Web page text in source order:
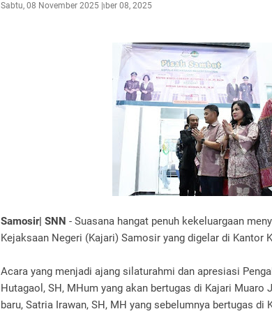
Sabtu, 08 November 2025November 08, 2025
Samosir| SNN - Suasana hangat penuh kekeluargaan
Kejaksaan Negeri (Kajari) Samosir yang digelar di Kantor
Acara yang menjadi ajang silaturahmi dan apresiasi
Hutagaol, SH, MHum yang akan bertugas di Kajari Muaro
baru, Satria Irawan, SH, MH yang sebelumnya bertugas di